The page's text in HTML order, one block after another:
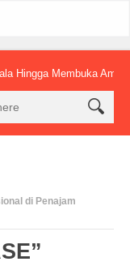
Hingga Membuka
di Penajam